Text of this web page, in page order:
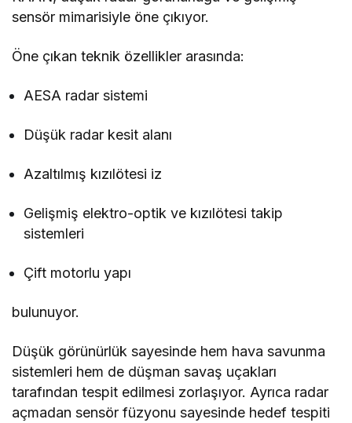
sensör mimarisiyle öne çıkıyor.
Öne çıkan teknik özellikler arasında:
AESA radar sistemi
Düşük radar kesit alanı
Azaltılmış kızılötesi iz
Gelişmiş elektro-optik ve kızılötesi takip
sistemleri
Çift motorlu yapı
bulunuyor.
Düşük görünürlük sayesinde hem hava savunma
sistemleri hem de düşman savaş uçakları
tarafından tespit edilmesi zorlaşıyor. Ayrıca radar
açmadan sensör füzyonu sayesinde hedef tespiti